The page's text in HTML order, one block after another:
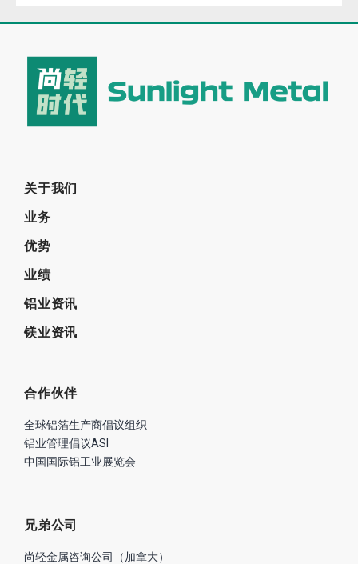
关于我们
业务
优势
业绩
铝业资讯
镁业资讯
合作伙伴
全球铝箔生产商倡议组织
铝业管理倡议ASI
中国国际铝工业展览会
兄弟公司
尚轻金属咨询公司（加拿大）